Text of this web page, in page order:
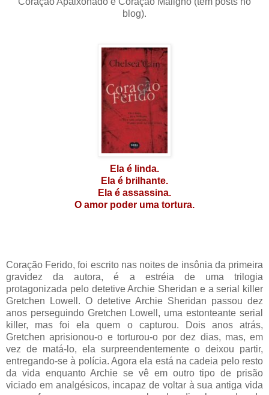
blog).
Ela é linda.
Ela é brilhante.
Ela é assassina.
O amor poder uma tortura.
Coração Ferido, foi escrito nas noites de insônia da primeira
gravidez da autora, é a estréia de uma trilogia
protagonizada pelo detetive Archie Sheridan e a serial killer
Gretchen Lowell. O detetive Archie Sheridan passou dez
anos perseguindo Gretchen Lowell, uma estonteante serial
killer, mas foi ela quem o capturou. Dois anos atrás,
Gretchen aprisionou-o e torturou-o por dez dias, mas, em
vez de matá-lo, ela surpreendentemente o deixou partir,
entregando-se à polícia. Agora ela está na cadeia pelo resto
da vida enquanto Archie se vê em outro tipo de prisão
viciado em analgésicos, incapaz de voltar à sua antiga vida